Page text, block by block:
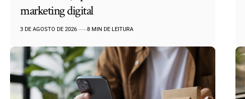
marketing digital
3 DE AGOSTO DE 2026 8 MIN DE LEITURA